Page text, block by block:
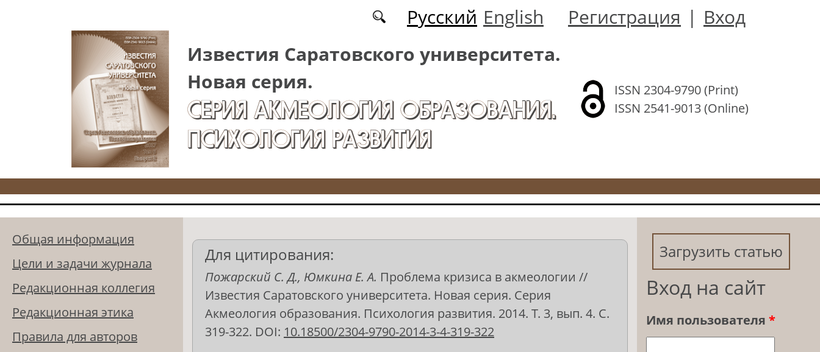
Русский English Регистрация | Вход
Известия Саратовского университета.
Новая серия.
СЕРИЯ АКМЕОЛОГИЯ ОБРАЗОВАНИЯ.
ПСИХОЛОГИЯ РАЗВИТИЯ
ISSN 2304-9790 (Print)
ISSN 2541-9013 (Online)
Общая информация
Цели и задачи журнала
Редакционная коллегия
Редакционная этика
Правила для авторов
Для цитирования:
Пожарский С. Д., Юмкина Е. А. Проблема кризиса в акмеологии //
Известия Саратовского университета. Новая серия. Серия
Акмеология образования. Психология развития. 2014. Т. 3, вып. 4. С.
319-322. DOI: 10.18500/2304-9790-2014-3-4-319-322
Загрузить статью
Вход на сайт
Имя пользователя *